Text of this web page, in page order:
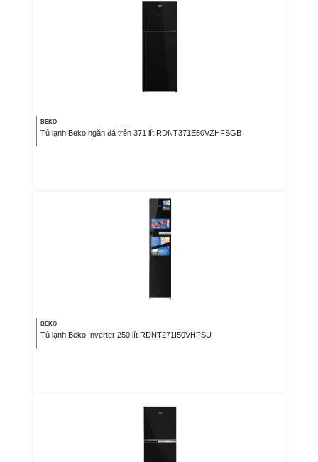
BEKO
Tủ lạnh Beko ngăn đá trên 371 lít RDNT371E50VZHFSGB
BEKO
Tủ lạnh Beko Inverter 250 lít RDNT271I50VHFSU